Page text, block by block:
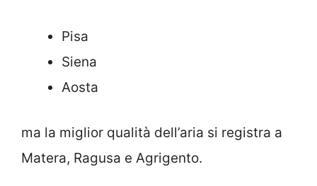
Pisa
Siena
Aosta
ma la miglior qualità dell’aria si registra a
Matera, Ragusa e Agrigento.